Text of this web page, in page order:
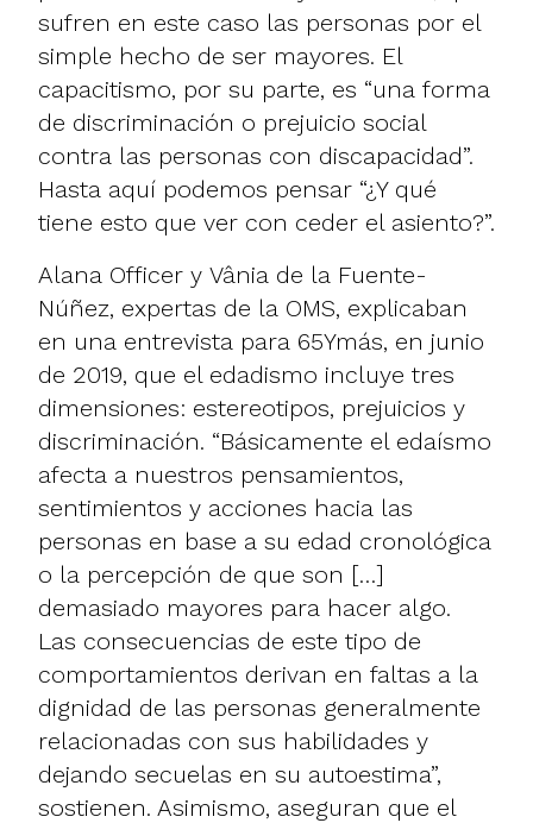
sufren en este caso las personas por el
simple hecho de ser mayores. El
capacitismo, por su parte, es “una forma
de discriminación o prejuicio social
contra las personas con discapacidad”.
Hasta aquí podemos pensar “¿Y qué
tiene esto que ver con ceder el asiento?”.
Alana Officer y Vânia de la Fuente-
Núñez, expertas de la OMS, explicaban
en una entrevista para 65Ymás, en junio
de 2019, que el edadismo incluye tres
dimensiones: estereotipos, prejuicios y
discriminación. “Básicamente el edaísmo
afecta a nuestros pensamientos,
sentimientos y acciones hacia las
personas en base a su edad cronológica
o la percepción de que son […]
demasiado mayores para hacer algo.
Las consecuencias de este tipo de
comportamientos derivan en faltas a la
dignidad de las personas generalmente
relacionadas con sus habilidades y
dejando secuelas en su autoestima”,
sostienen. Asimismo, aseguran que el